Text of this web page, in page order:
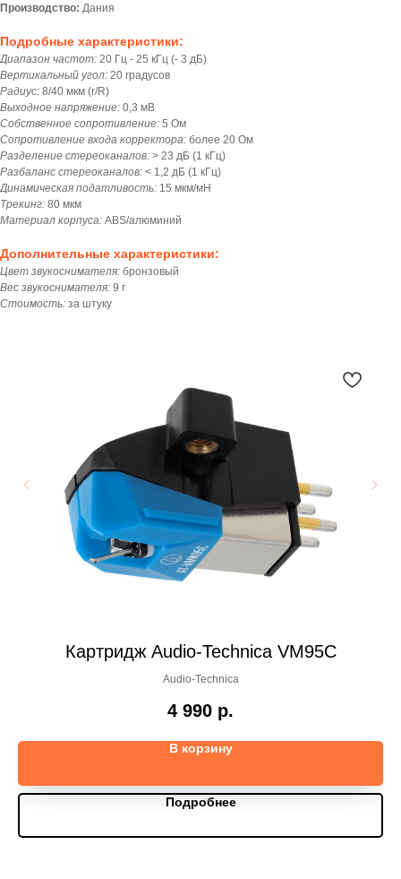
Производство: Дания
Подробные характеристики:
Диапазон частот: 20 Гц - 25 кГц (- 3 дБ)
Вертикальный угол: 20 градусов
Радиус: 8/40 мкм (r/R)
Выходное напряжение: 0,3 мВ
Собственное сопротивление: 5 Ом
Сопротивление входа корректора: более 20 Ом
Разделение стереоканалов: > 23 дБ (1 кГц)
Разбаланс стереоканалов: < 1,2 дБ (1 кГц)
Динамическая податливость: 15 мкм/мН
Трекинг: 80 мкм
Материал корпуса: ABS/алюминий
Дополнительные характеристики:
Цвет звукоснимателя: бронзовый
Вес звукоснимателя: 9 г
Стоимость: за штуку
Картридж Audio-Technica VM95C
Audio-Technica
4 990 р.
В корзину
Подробнее